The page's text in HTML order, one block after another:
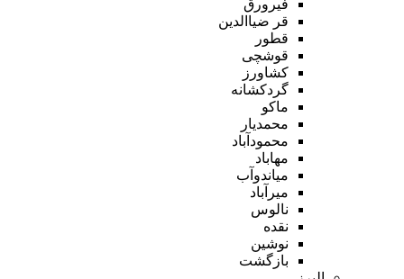
فیرورق
قر ضیاالدین
قطور
قوشچی
کشاورز
گردکشانه
ماکو
محمدیار
محمودآباد
مهاباد
میاندوآب
میرآباد
نالوس
نقده
نوشین
بازگشت